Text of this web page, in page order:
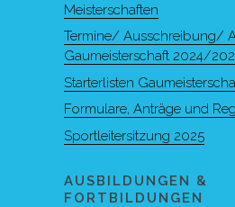
Meisterschaften
Termine/ Ausschreibung/
Gaumeisterschaft 2024/
Starterlisten
Formulare, Anträge und
Sportleitersitzung 2025
AUSBILDUNGEN &
FORTBILDUNGEN